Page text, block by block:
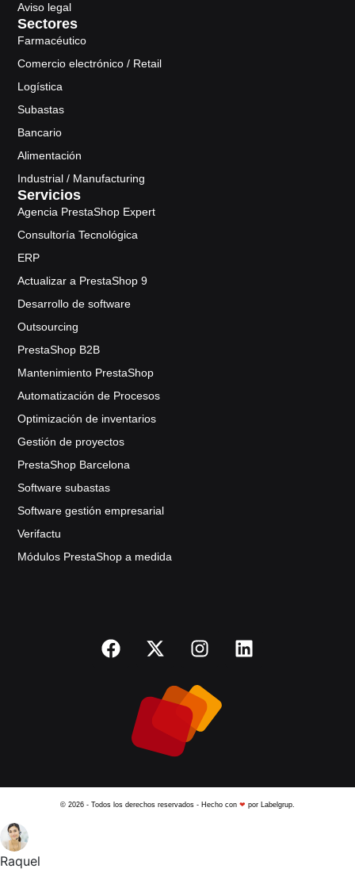
Aviso legal
Sectores
Farmacéutico
Comercio electrónico / Retail
Logística
Subastas
Bancario
Alimentación
Industrial / Manufacturing
Servicios
Agencia PrestaShop Expert
Consultoría Tecnológica
ERP
Actualizar a PrestaShop 9
Desarrollo de software
Outsourcing
PrestaShop B2B
Mantenimiento PrestaShop
Automatización de Procesos
Optimización de inventarios
Gestión de proyectos
PrestaShop Barcelona
Software subastas
Software gestión empresarial
Verifactu
Módulos PrestaShop a medida
© 2026 - Todos los derechos reservados - Hecho con ❤ por Labelgrup.
Raquel